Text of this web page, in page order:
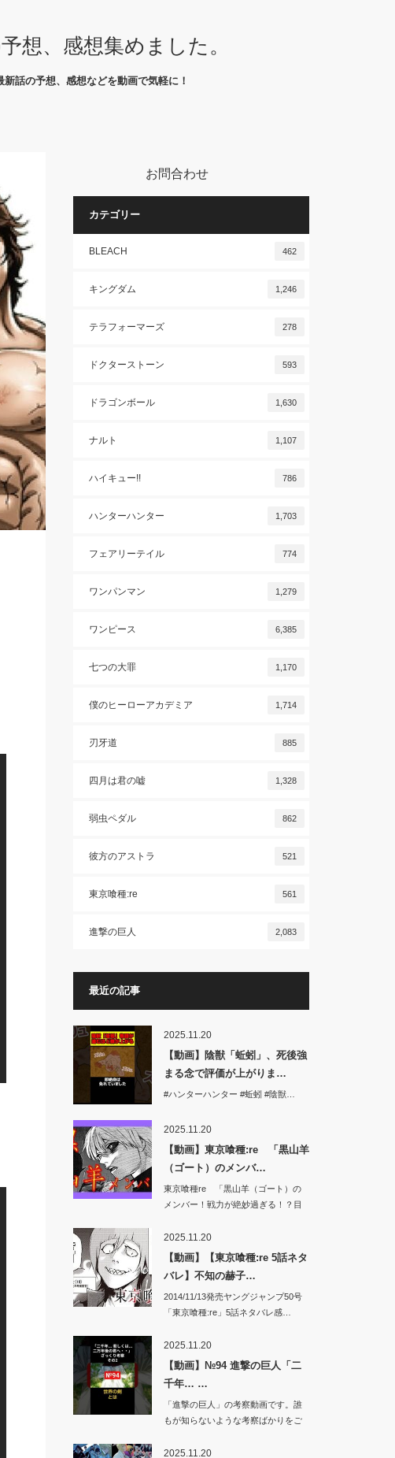
想、感想集めました。
話の予想、感想などを動画で気軽に！
お問合わせ
カテゴリー
BLEACH 462
キングダム 1,246
テラフォーマーズ 278
ドクターストーン 593
ドラゴンボール 1,630
ナルト 1,107
ハイキュー!! 786
ハンターハンター 1,703
フェアリーテイル 774
ワンパンマン 1,279
ワンピース 6,385
七つの大罪 1,170
僕のヒーローアカデミア 1,714
刃牙道 885
四月は君の嘘 1,328
弱虫ペダル 862
彼方のアストラ 521
東京喰種:re 561
進撃の巨人 2,083
最近の記事
2025.11.20
【動画】陰獣「蚯蚓」、死後強
まる念で評価が上がりま…
#ハンターハンター #蚯蚓 #陰獣…
2025.11.20
【動画】東京喰種:re 「黒山羊
（ゴート）のメンバ…
東京喰種re 「黒山羊（ゴート）の
メンバー！戦力が絶妙過ぎる！？目
2025.11.20
【動画】【東京喰種:re 5話ネタ
バレ】不知の赫子…
2014/11/13発売ヤングジャンプ50号
「東京喰種:re」5話ネタバレ感…
2025.11.20
【動画】№94 進撃の巨人「二
千年… …
「進撃の巨人」の考察動画です。誰
もが知らないような考察ばかりをご
2025.11.20